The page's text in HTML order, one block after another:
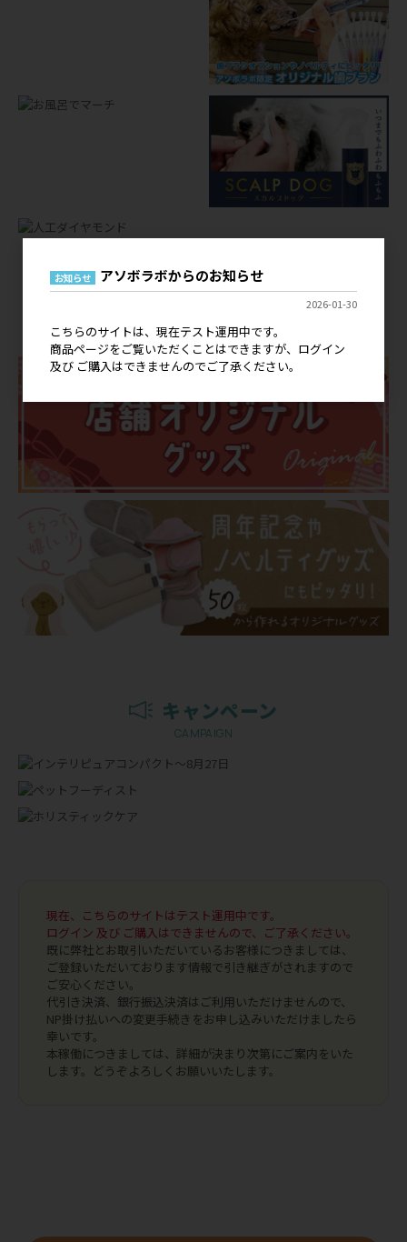
店舗オリジナルグッズ
キャンペーン
CAMPAIGN
現在、こちらのサイトはテスト運用中です。
ログイン 及び ご購入はできませんので、ご了承ください。
既に弊社とお取引いただいているお客様につきましては、
ご登録いただいております情報で引き継ぎがされますので
ご安心ください。
代引き決済、銀行振込決済はご利用いただけませんので、
NP掛け払いへの変更手続きをお申し込みいただけましたら
幸いです。
本稼働につきましては、詳細が決まり次第にご案内をいた
します。どうぞよろしくお願いいたします。
お知らせ アソボラボからのお知らせ
2026-01-30
こちらのサイトは、現在テスト運用中です。
商品ページをご覧いただくことはできますが、ログイン
及び ご購入はできませんのでご了承ください。